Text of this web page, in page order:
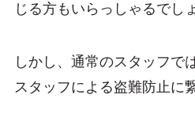
じる方もいらっしゃるでし
しかし、通常のスタッフで
スタッフによる盗難防止に